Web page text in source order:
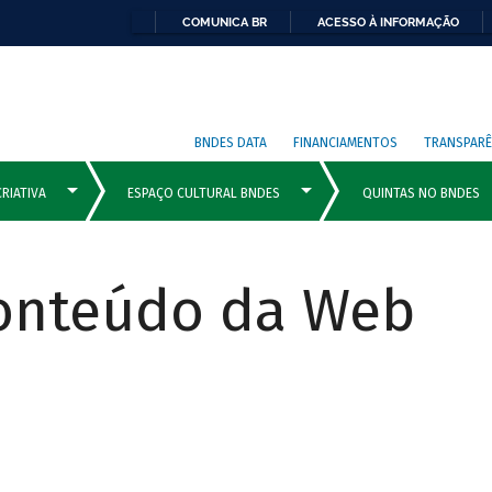
COMUNICA BR ACESSO À INFORMAÇÃO
BNDES DATA FINANCIAMENTOS
da Web